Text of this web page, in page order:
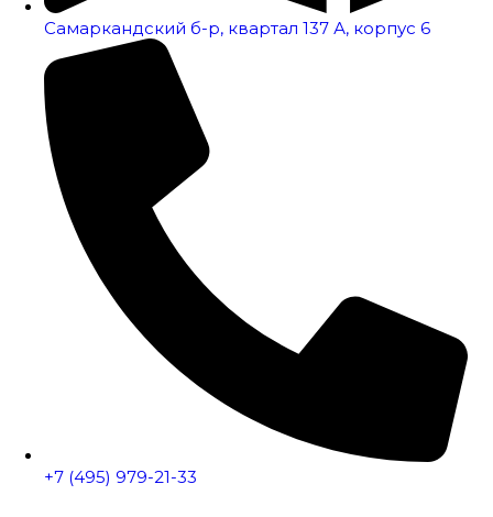
Самаркандский б-р, квартал 137 А, корпус 6
+7 (495) 979-21-33